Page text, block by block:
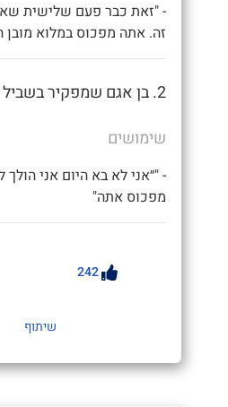
- "זאת כבר פעם שלישית
זה. אתה מפכוס במלוא מובן
2. בן אגם שמפקיר בשביל כוּס
שימושים
- "״אני לא בא היום אני הולך
מפכוס אתה"
242
שיתוף